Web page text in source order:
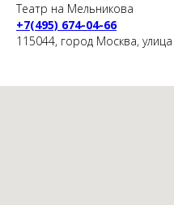
Театр на Мельникова
+7(495) 674-04-66
115044, город Москва,